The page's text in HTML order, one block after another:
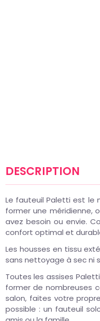
DESCRIPTION
Le fauteuil Paletti est le
former une méridienne,
avez besoin ou envie.
confort optimal et
Les housses en tissu
sans nettoyage à sec ni
Toutes les assises
former de nombreuses
salon, faites votre
possible : un fauteuil